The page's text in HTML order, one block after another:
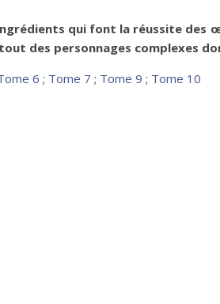
qui font la réussite
des personnages complexes
6 ; Tome 7 ; Tome 9 ; Tome 10